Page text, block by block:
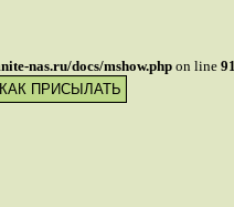
nas.ru/docs/mshow.php on line
ПРИСЫЛАТЬ